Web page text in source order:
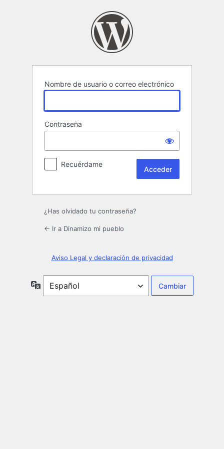
Nombre de usuario o correo electrónico
Contraseña
Recuérdame
¿Has olvidado tu contraseña?
← Ir a Dinamizo mi pueblo
Aviso Legal y declaración de privacidad
Idioma